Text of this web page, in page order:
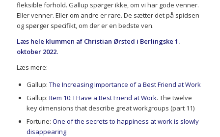
fleksible forhold. Gallup spørger ikke, om vi har gode venner.
Eller venner. Eller om andre er rare. De sætter det på spidsen
og spørger specifikt, om der er en bedste ven.
Læs hele klummen af Christian Ørsted i Berlingske 1.
oktober 2022.
Læs mere:
Gallup: The Increasing Importance of a Best Friend at Work
Gallup: Item 10: I Have a Best Friend at Work. The twelve
key dimensions that describe great workgroups (part 11)
Fortune: One of the secrets to happiness at work is slowly
disappearing